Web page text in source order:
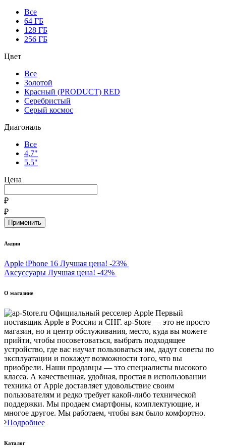
Все
64 ГБ
128 ГБ
256 ГБ
Цвет
Все
Золотой
Красный (PRODUCT) RED
Серебристый
Серый космос
Диагональ
Все
4,7"
5.5"
Цена
₽
₽
Акции
Apple iPhone 16 Лучшая цена! -23%
Аксуссуары Лучшая цена! -42%
О магазине
Первый
поставщик Apple в России и СНГ. ap-Store — это не просто
магазин, но и центр обслуживания, место, куда вы можете
прийти, чтобы посоветоваться, выбрать подходящее
устройство, где вас научат пользоваться им, дадут советы по
эксплуатации и покажут возможности того, что вы
приобрели. Наши продавцы — это специалисты высокого
класса. А качественная, удобная, простая в использовании
техника от Apple доставляет удовольствие своим
пользователям и редко требует какой-либо технической
поддержки. Мы продаем смартфоны, комплектующие, и
многое другое. Мы работаем, чтобы вам было комфортно.
Подробнее
Каталог